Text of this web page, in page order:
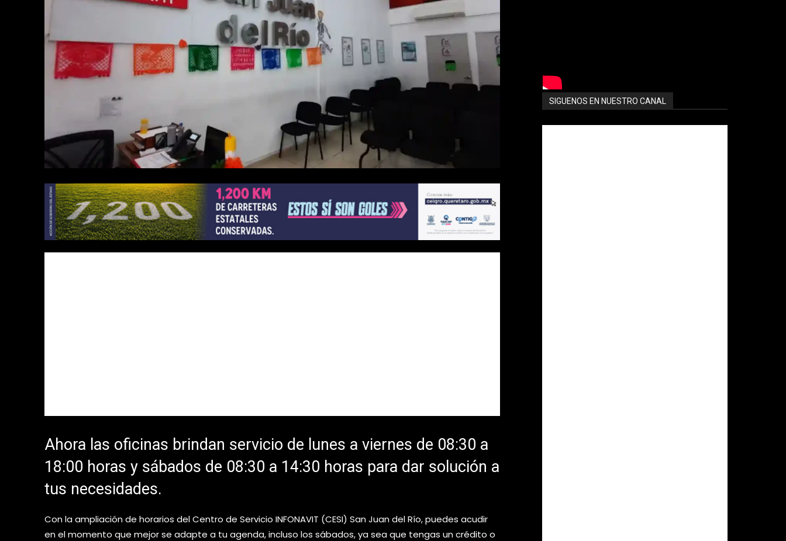
Ahora las oficinas brindan servicio de lunes a viernes de 08:30 a
18:00 horas y sábados de 08:30 a 14:30 horas para dar solución a
tus necesidades.
Con la ampliación de horarios del Centro de Servicio INFONAVIT (CESI) San Juan del Río, puedes acudir
en el momento que mejor se adapte a tu agenda, incluso los sábados, ya sea que tengas un crédito o
SIGUENOS EN NUESTRO CANAL